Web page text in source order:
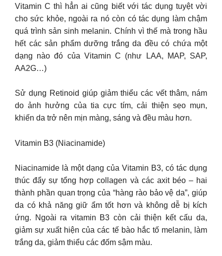
Vitamin C thì hẳn ai cũng biết với tác dụng tuyệt vời
cho sức khỏe, ngoài ra nó còn có tác dụng làm chậm
quá trình sản sinh melanin. Chính vì thế mà trong hầu
hết các sản phẩm dưỡng trắng da đều có chứa một
dạng nào đó của Vitamin C (như LAA, MAP, SAP,
AA2G…)
Sử dụng Retinoid giúp giảm thiểu các vết thâm, nám
do ảnh hưởng của tia cực tím, cải thiện sẹo mụn,
khiến da trở nên mịn màng, sáng và đều màu hơn.
Vitamin B3 (Niacinamide)
Niacinamide là một dạng của Vitamin B3, có tác dụng
thúc đẩy sự tổng hợp collagen và các axit béo – hai
thành phần quan trọng của “hàng rào bảo vệ da”, giúp
da có khả năng giữ ẩm tốt hơn và không dễ bị kích
ứng. Ngoài ra vitamin B3 còn cải thiện kết cấu da,
giảm sự xuất hiện của các tế bào hắc tố melanin, làm
trắng da, giảm thiểu các đốm sậm màu.